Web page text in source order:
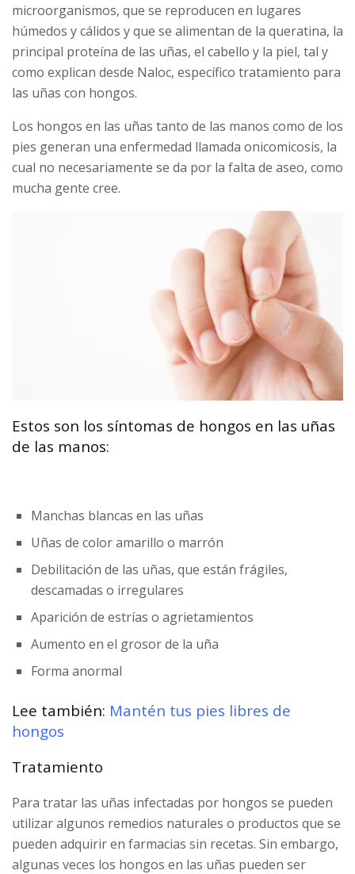
microorganismos, que se reproducen en lugares
húmedos y cálidos y que se alimentan de la queratina, la
principal proteína de las uñas, el cabello y la piel, tal y
como explican desde Naloc, específico tratamiento para
las uñas con hongos.
Los hongos en las uñas tanto de las manos como de los
pies generan una enfermedad llamada onicomicosis, la
cual no necesariamente se da por la falta de aseo, como
mucha gente cree.
Estos son los síntomas de hongos en las uñas
de las manos:
Manchas blancas en las uñas
Uñas de color amarillo o marrón
Debilitación de las uñas, que están frágiles,
descamadas o irregulares
Aparición de estrías o agrietamientos
Aumento en el grosor de la uña
Forma anormal
Lee también: Mantén tus pies libres de
hongos
Tratamiento
Para tratar las uñas infectadas por hongos se pueden
utilizar algunos remedios naturales o productos que se
pueden adquirir en farmacias sin recetas. Sin embargo,
algunas veces los hongos en las uñas pueden ser